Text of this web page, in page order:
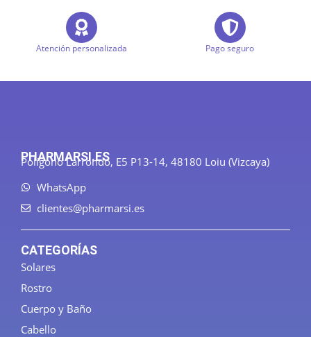
Atención personalizada Pago seguro
PHARMARSI.ES
Polígono Larrondo, E5 P13-14, 48180 Loiu (Vizcaya)
WhatsApp
clientes@pharmarsi.es
CATEGORÍAS
Solares
Rostro
Cuerpo y Baño
Cabello